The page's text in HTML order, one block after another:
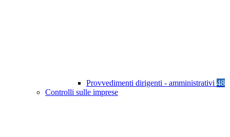
Provvedimenti dirigenti - amministrativi 48
Controlli sulle imprese